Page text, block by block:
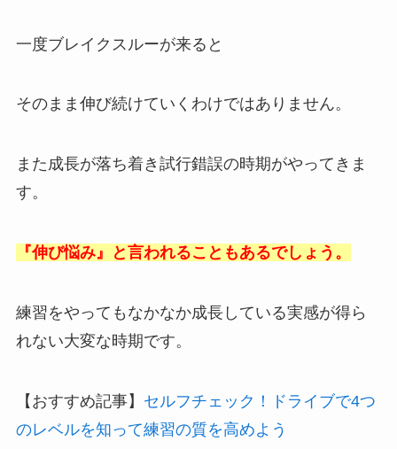
一度ブレイクスルーが来ると
そのまま伸び続けていくわけではありません。
また成長が落ち着き試行錯誤の時期がやってきま
す。
『伸び悩み』と言われることもあるでしょう。
練習をやってもなかなか成長している実感が得ら
れない大変な時期です。
【おすすめ記事】 セルフチェック！ドライブで4つ
のレベルを知って練習の質を高めよう